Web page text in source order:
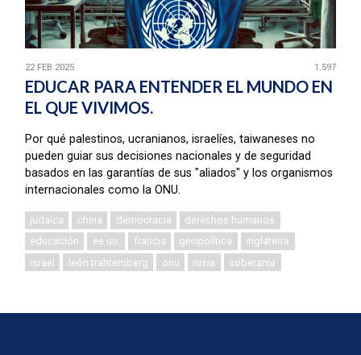
22 FEB 2025 1.597
EDUCAR PARA ENTENDER EL MUNDO EN
EL QUE VIVIMOS.
Por qué palestinos, ucranianos, israelíes, taiwaneses no
pueden guiar sus decisiones nacionales y de seguridad
basados en las garantías de sus "aliados" y los organismos
internacionales como la ONU.
judaica china democracia
derechos humanos
educación
ee.uu. francia geopolítica
inglaterra
israel
león trahtemberg onu rusia soberanía